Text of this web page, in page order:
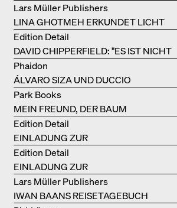
LINA GHOTMEH ERKUNDET LICHT
UND DUNKELHEIT
Lars Müller Publishers
DAVID CHIPPERFIELD: "ES IST NICHT
SO LEICHT, BERLIN ZU MÖGEN"
Edition Detail
ÁLVARO SIZA UND DUCCIO
MALAGAMBA: SKIZZEN UND
FOTOGRAFIEN
Phaidon
MEIN FREUND, DER BAUM
Park Books
EINLADUNG ZUR
BUCHVORSTELLUNG
Edition Detail
EINLADUNG ZUR
BUCHPRÄSENTATION IM
BREGENZERWALD
Edition Detail
IWAN BAANS REISETAGEBUCH
Lars Müller Publishers